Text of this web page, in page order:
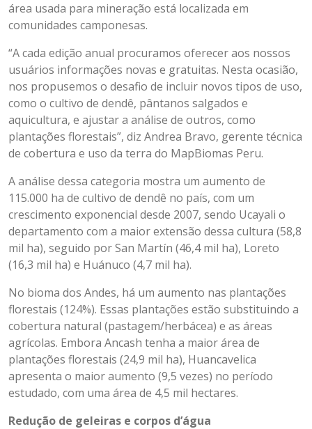
área usada para mineração está localizada em
comunidades camponesas.
“A cada edição anual procuramos oferecer aos nossos
usuários informações novas e gratuitas. Nesta ocasião,
nos propusemos o desafio de incluir novos tipos de uso,
como o cultivo de dendê, pântanos salgados e
aquicultura, e ajustar a análise de outros, como
plantações florestais”, diz Andrea Bravo, gerente técnica
de cobertura e uso da terra do MapBiomas Peru.
A análise dessa categoria mostra um aumento de
115.000 ha de cultivo de dendê no país, com um
crescimento exponencial desde 2007, sendo Ucayali o
departamento com a maior extensão dessa cultura (58,8
mil ha), seguido por San Martín (46,4 mil ha), Loreto
(16,3 mil ha) e Huánuco (4,7 mil ha).
No bioma dos Andes, há um aumento nas plantações
florestais (124%). Essas plantações estão substituindo a
cobertura natural (pastagem/herbácea) e as áreas
agrícolas. Embora Ancash tenha a maior área de
plantações florestais (24,9 mil ha), Huancavelica
apresenta o maior aumento (9,5 vezes) no período
estudado, com uma área de 4,5 mil hectares.
Redução de geleiras e corpos d’água